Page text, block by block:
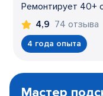
Ремонтирует 40+
4,9 74 отзыва
4 года опыта
1
Мастер